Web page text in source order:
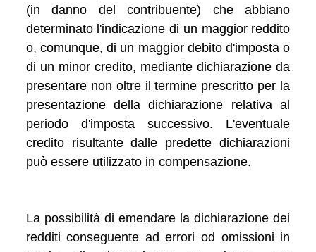
(in danno del contribuente) che abbiano
determinato l'indicazione di un maggior reddito
o, comunque, di un maggior debito d'imposta o
di un minor credito, mediante dichiarazione da
presentare non oltre il termine prescritto per la
presentazione della dichiarazione relativa al
periodo d'imposta successivo. L'eventuale
credito risultante dalle predette dichiarazioni
può essere utilizzato in compensazione.
La possibilità di emendare la dichiarazione dei
redditi conseguente ad errori od omissioni in